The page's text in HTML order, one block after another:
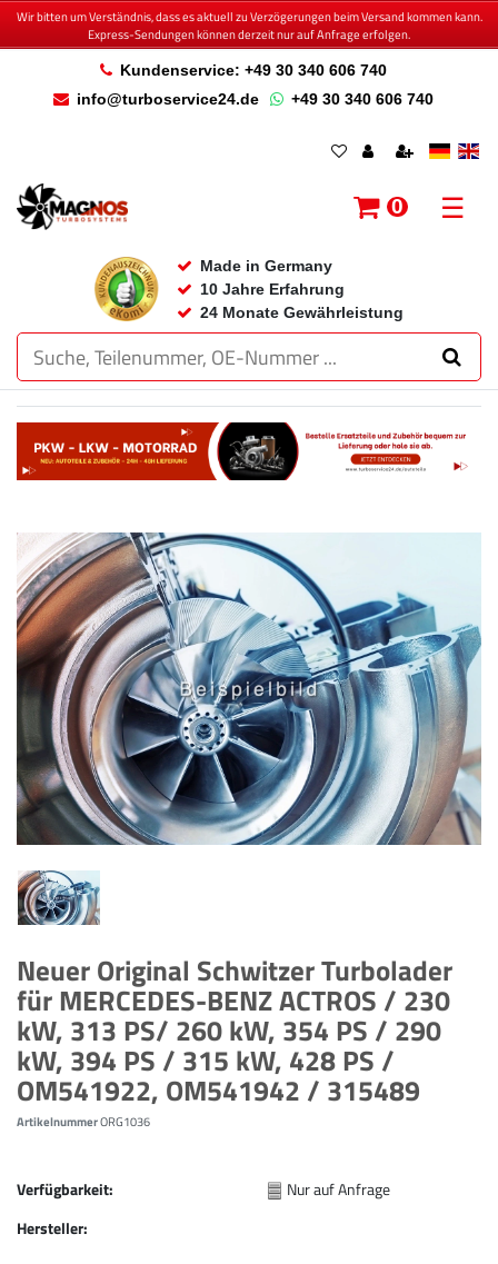
Wir bitten um Verständnis, dass es aktuell zu Verzögerungen beim Versand kommen kann.
Express-Sendungen können derzeit nur auf Anfrage erfolgen.
Kundenservice: +49 30 340 606 740
info@turboservice24.de
+49 30 340 606 740
Made in Germany
10 Jahre Erfahrung
24 Monate Gewährleistung
0 ☰
Neuer Original Schwitzer Turbolader
für MERCEDES-BENZ ACTROS / 230
kW, 313 PS/ 260 kW, 354 PS / 290
kW, 394 PS / 315 kW, 428 PS /
OM541922, OM541942 / 315489
ArtikelnummerORG1036
Verfügbarkeit:
Hersteller:
Nur auf Anfrage